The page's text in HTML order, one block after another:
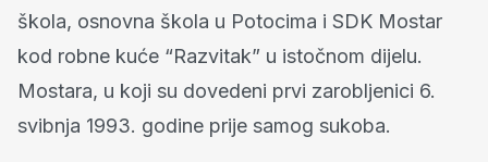
škola, osnovna škola u Potocima i SDK Mostar
kod robne kuće “Razvitak” u istočnom dijelu.
Mostara, u koji su dovedeni prvi zarobljenici 6.
svibnja 1993. godine prije samog sukoba.